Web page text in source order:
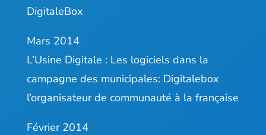
DigitaleBox
Mars 2014
L’Usine Digitale : Les logiciels dans la
campagne des municipales: Digitalebox
l’organisateur de communauté à la française
Février 2014